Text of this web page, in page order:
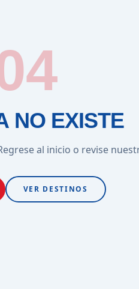
NO EXISTE
al inicio o revise
VER DESTINOS